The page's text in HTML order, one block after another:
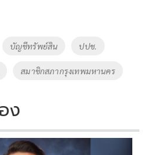
บัญชีทรัพย์สิน ปปช.
สมาชิกสภากรุงเทพมหานคร
ง